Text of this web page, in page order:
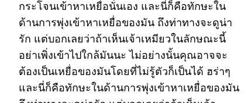
กระโจนเข้าหาเหยื่อนั่นเอง และนี่ก็คือทักษะใน
ด้านการพุ่งเข้าหาเหยื่อของมัน ถึงท่าทางจะดูน่า
รัก แต่บอกเลยว่าถ้าเห็นเจ้าเหมียวในลักษณะนี้
อย่าเพิ่งเข้าไปใกล้มันนะ ไม่อย่างนั้นคุณอาจจะ
ต้องเป็นเหยื่อของมันโดยที่ไม่รู้ตัวก็เป็นได้ ฮร่าๆ
และนี่ก็คือทักษะในด้านการพุ่งเข้าหาเหยื่อของมัน